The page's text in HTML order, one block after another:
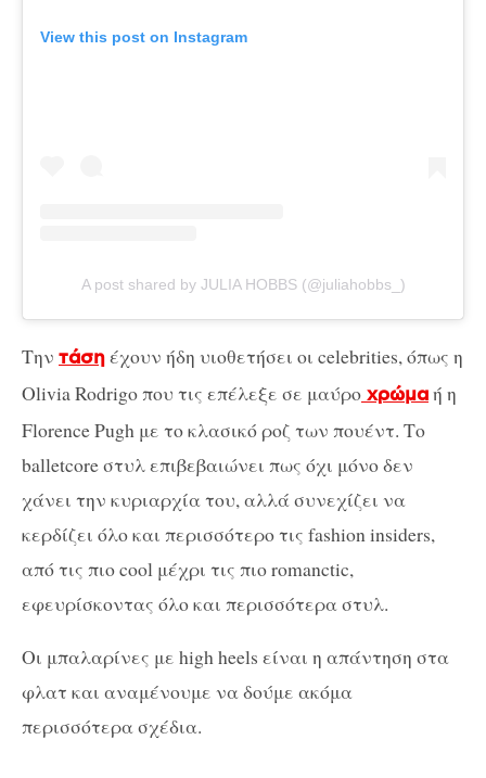
View this post on Instagram
A post shared by JULIA HOBBS (@juliahobbs_)
Την τάσηέχουν ήδη υιοθετήσει οι celebrities, όπως η
Olivia Rodrigo που τις επέλεξε σε μαύρο χρώμαή η
Florence Pugh με το κλασικό ροζ των πουέντ. Το
balletcore στυλ επιβεβαιώνει πως όχι μόνο δεν
χάνει την κυριαρχία του, αλλά συνεχίζει να
κερδίζει όλο και περισσότερο τις fashion insiders,
από τις πιο cool μέχρι τις πιο romanctic,
εφευρίσκοντας όλο και περισσότερα στυλ.
Οι μπαλαρίνες με high heels είναι η απάντηση στα
φλατ και αναμένουμε να δούμε ακόμα
περισσότερα σχέδια.